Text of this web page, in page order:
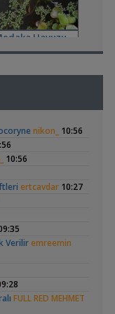
wolk23,12:03
Betta_King,
Havuzu
Akvaryumu
(200 Litre)
(41)
Ramshorn
Zeminli
nikon_ 10:56
10:56
ertcavdar 10:27
Veriliremreemin
FULL RED MEHMET